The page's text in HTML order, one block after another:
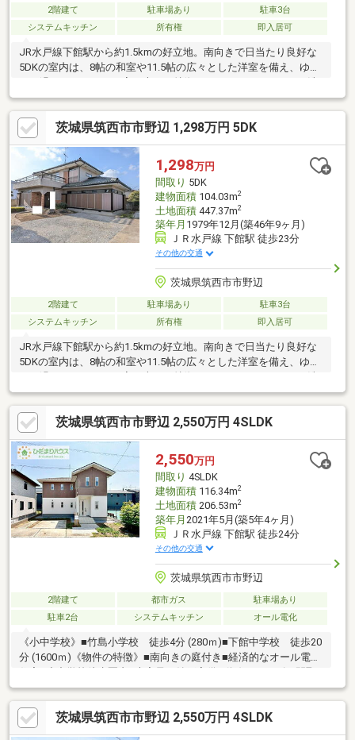
2階建て 駐車場あり
駐車3台
システムキッチン
所有権 即入居可
JR水戸線下館駅から約1.5kmの好立地。南向きで日当たり良好な
5DKの室内は、8帖の和室や11.5帖の広々とした洋室を備え、ゆっ
たり過ごせます。この家の大きな特徴のワイドバルコニー。お洗
濯はもちろん、椅子を置いてアウトドアリビングのように景色を
楽しむ贅沢な時間も叶います。駐車場は4台分確保されており、来
客時も安心。システムキッチンや追焚機能、2箇所のトイレなど、
設備も充実しています。即引渡しも可能。自然豊かな環境でゆと
りある新生活を始めませんか。駐車場4台可/プロパンガス■■■周
辺施設■■■JR水戸線下館駅 約1.5km竹島小学校 約0.7km下館中
学校 約2.0km
茨城県筑西市市野辺 1,298万円 5DK
1,298万円
間取り 5DK
建物面積104.03m2
土地面積447.37m2
築年月 1979年12月(築46年9ヶ月)
ＪＲ水戸線 下館駅 徒歩23分
その他の交通
茨城県筑西市市野辺
2階建て 駐車場あり
駐車3台
システムキッチン
所有権 即入居可
JR水戸線下館駅から約1.5kmの好立地。南向きで日当たり良好な
5DKの室内は、8帖の和室や11.5帖の広々とした洋室を備え、ゆっ
濯はもちろん、椅子を置いてアウトドアリビングのように景色を
楽しむ贅沢な時間も叶います。駐車場は4台分確保されており、来
客時も安心。システムキッチンや追焚機能、2箇所のトイレなど、
設備も充実しています。即引渡しも可能。自然豊かな環境でゆと
りある新生活を始めませんか。駐車場4台可/プロパンガス■■■周
辺施設■■■JR水戸線下館駅 約1.5km竹島小学校 約0.7km下館中
学校 約2.0km
茨城県筑西市市野辺 2,550万円 4SLDK
2,550万円
間取り 4SLDK
建物面積116.34m2
土地面積206.53m2
築年月 2021年5月(築5年4ヶ月)
ＪＲ水戸線 下館駅 徒歩24分
その他の交通
茨城県筑西市市野辺
2階建て 都市ガス
駐車場あり
駐車2台
システムキッチン オール電化
《小中学校》■竹島小学校 徒歩4分 (280ｍ)■下館中学校 徒歩20
分 (1600ｍ)《物件の特徴》■南向きの庭付き■経済的なオール電化
住宅■小中学校徒歩圏内■大容量の納戸完備■動線スムーズな間取
り《周辺環境》■ヨークベニマルまで徒歩9分■筑西市役所まで徒
歩23分■ドラッグセイムスまで徒歩14分《ひだまりハウスのお家
探し》（1）当社提携銀行ご紹介・変動金利0.59％～（最低金利基
準）、団体信用生命保険（全疾病と5つの重大疾病保証付）（2）
茨城県筑西市市野辺 2,550万円 4SLDK